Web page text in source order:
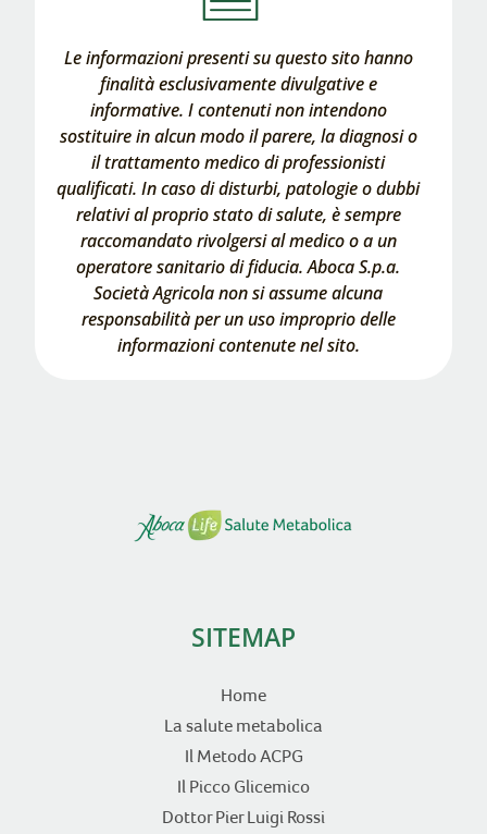
Le informazioni presenti su questo sito hanno
finalità esclusivamente divulgative e
informative. I contenuti non intendono
sostituire in alcun modo il parere, la diagnosi o
il trattamento medico di professionisti
qualificati. In caso di disturbi, patologie o dubbi
relativi al proprio stato di salute, è sempre
raccomandato rivolgersi al medico o a un
operatore sanitario di fiducia. Aboca S.p.a.
Società Agricola non si assume alcuna
responsabilità per un uso improprio delle
informazioni contenute nel sito.
SITEMAP
Home
La salute metabolica
Il Metodo ACPG
Il Picco Glicemico
Dottor Pier Luigi Rossi